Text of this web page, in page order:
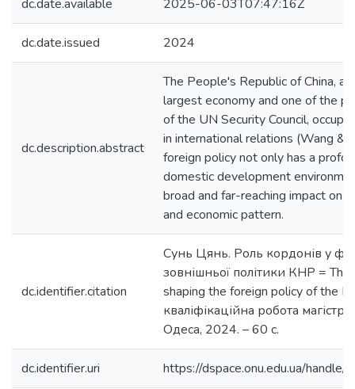
dc.date.available 2025-06-03T07:47:16Z
dc.date.issued 2024
dc.description.abstract
The People's Republic of China,
largest economy and one of the
of the UN Security Council,
in international relations (Wang &
foreign policy not only has a
domestic development
broad and far-reaching impact on
and economic pattern.
dc.identifier.citation
Сунь Цянь. Роль кордонів у
зовнішньої політики КНР =
shaping the foreign policy of the
кваліфікаційна робота
Одеса, 2024. – 60 с.
dc.identifier.uri https://dspace.onu.edu.ua/